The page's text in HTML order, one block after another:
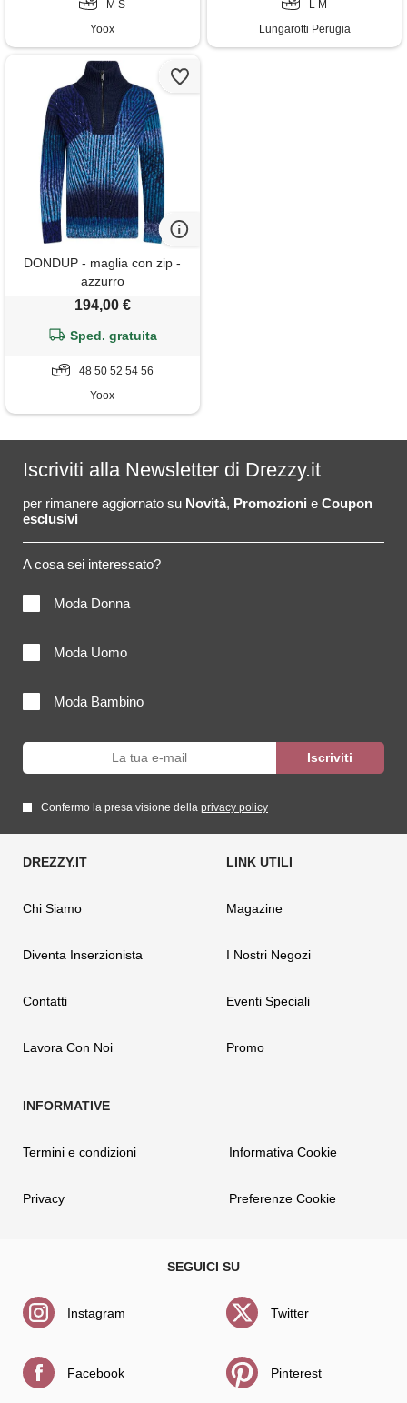
M S
Yoox
L M
Lungarotti Perugia
DONDUP - maglia con zip -
azzurro
194,00 €
Sped. gratuita
48 50 52 54 56
Yoox
Iscriviti alla Newsletter di Drezzy.it
per rimanere aggiornato su Novità, Promozioni e Coupon
esclusivi
A cosa sei interessato?
Moda Donna
Moda Uomo
Moda Bambino
Confermo la presa visione della privacy policy
Chi Siamo
Diventa Inserzionista
Contatti
Lavora Con Noi
Magazine
I Nostri Negozi
Eventi Speciali
Promo
Termini e condizioni
Privacy
Informativa Cookie
Preferenze Cookie
Instagram
Facebook
Twitter
Pinterest